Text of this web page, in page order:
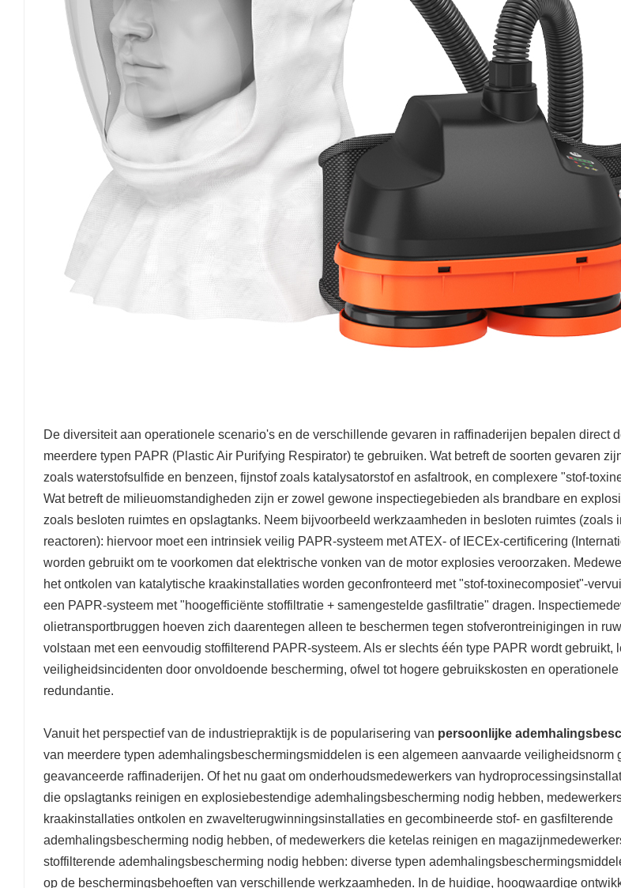
De diversiteit aan operationele scenario's en de verschillende gevaren in raffinaderijen bepalen direct
meerdere typen PAPR (Plastic Air Purifying Respirator) te gebruiken. Wat betreft de soorten gevaren
zoals waterstofsulfide en benzeen, fijnstof zoals katalysatorstof en asfaltrook, en complexere "stof-
Wat betreft de milieuomstandigheden zijn er zowel gewone inspectiegebieden als brandbare en
zoals besloten ruimtes en opslagtanks. Neem bijvoorbeeld werkzaamheden in besloten ruimtes (zoals
reactoren): hiervoor moet een intrinsiek veilig PAPR-systeem met ATEX- of IECEx-certificering
worden gebruikt om te voorkomen dat elektrische vonken van de motor explosies veroorzaken.
het ontkolen van katalytische kraakinstallaties worden geconfronteerd met "stof-toxinecomposiet"-
een ​​PAPR-systeem met "hoogefficiënte stoffiltratie + samengestelde gasfiltratie" dragen.
olietransportbruggen hoeven zich daarentegen alleen te beschermen tegen stofverontreinigingen in
volstaan ​​met een eenvoudig stoffilterend PAPR-systeem. Als er slechts één type PAPR wordt gebruikt,
veiligheidsincidenten door onvoldoende bescherming, ofwel tot hogere gebruikskosten en
redundantie.
Vanuit het perspectief van de industriepraktijk is de popularisering van persoonlijke
van meerdere typen ademhalingsbeschermingsmiddelen is een algemeen aanvaarde veiligheidsnorm
geavanceerde raffinaderijen. Of het nu gaat om onderhoudsmedewerkers van
die opslagtanks reinigen en explosiebestendige ademhalingsbescherming nodig hebben,
kraakinstallaties ontkolen en zwavelterugwinningsinstallaties en gecombineerde stof- en gasfilterende
ademhalingsbescherming nodig hebben, of medewerkers die ketelas reinigen en
stoffilterende ademhalingsbescherming nodig hebben: diverse typen
op de beschermingsbehoeften van verschillende werkzaamheden. In de huidige, hoogwaardige